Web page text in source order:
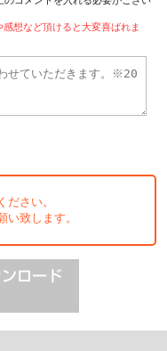
想など頂けると大変喜ばれま
ださい。
い致します。